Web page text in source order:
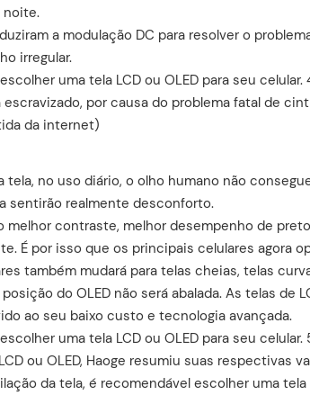
noite.
a modulação DC para resolver o
irregular.
por causa do problema fatal de
da internet)
tela, no uso diário, o olho humano não
sentirão realmente desconforto.
contraste, melhor desempenho de
É por isso que os principais celulares agora
também mudará para telas cheias, telas
do OLED não será abalada. As telas de
ao seu baixo custo e tecnologia avançada.
ou OLED, Haoge resumiu suas respectivas
da tela, é recomendável escolher uma tela